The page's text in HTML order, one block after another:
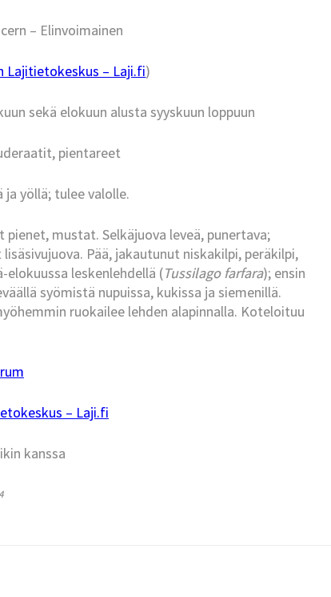
– Elinvoimainen
Lajitietokeskus – Laji.fi)
sekä elokuun alusta syyskuun loppuun
pientareet
yöllä; tulee valolle.
mustat. Selkäjuova leveä, punertava;
Pää, jakautunut niskakilpi, peräkilpi,
leskenlehdellä (Tussilago farfara); ensin
syömistä nupuissa, kukissa ja siemenillä.
ruokailee lehden alapinnalla. Koteloituu
– Laji.fi
kanssa